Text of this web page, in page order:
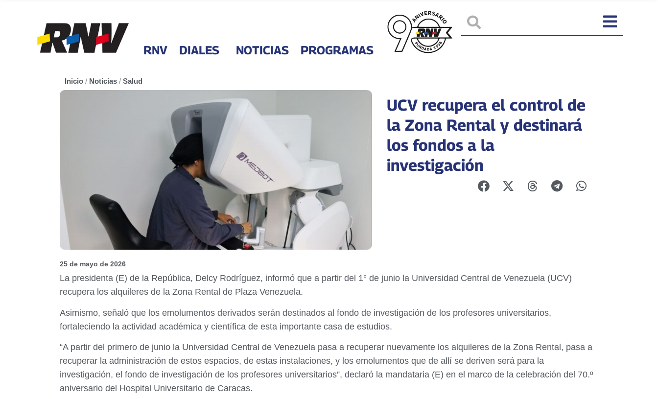
RNV DIALES NOTICIAS PROGRAMAS
Inicio / Noticias / Salud
UCV recupera el control de
la Zona Rental y destinará
los fondos a la
investigación
25 de mayo de 2026
La presidenta (E) de la República, Delcy Rodríguez, informó que a partir del 1° de junio la Universidad Central de Venezuela (UCV)
recupera los alquileres de la Zona Rental de Plaza Venezuela.
Asimismo, señaló que los emolumentos derivados serán destinados al fondo de investigación de los profesores universitarios,
fortaleciendo la actividad académica y científica de esta importante casa de estudios.
“A partir del primero de junio la Universidad Central de Venezuela pasa a recuperar nuevamente los alquileres de la Zona Rental, pasa a
recuperar la administración de estos espacios, de estas instalaciones, y los emolumentos que de allí se deriven será para la
investigación, el fondo de investigación de los profesores universitarios”, declaró la mandataria (E) en el marco de la celebración del 70.º
aniversario del Hospital Universitario de Caracas.